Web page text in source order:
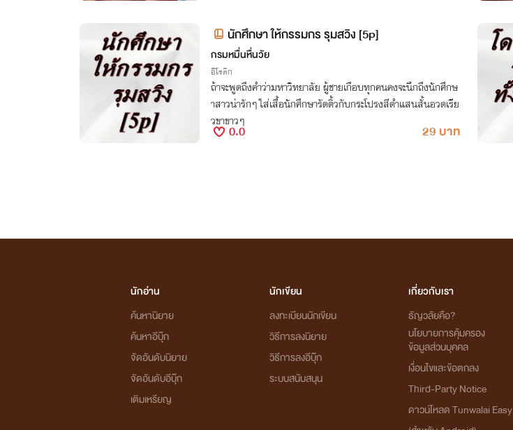
นักศึกษา ให้กรรมกร รุมสวิง [5p]
กรมหมื่นหื่นวัย
อีโรติก
ถ้าจะพูดถึงคำว่ามหาวิทยาลัย ผู้ชายเกือบทุกคนคงจะนึกถึงนักศึกษ
าสาวน่ารักๆ ใส่เสื้อนักศึกษารัดติ้วกับกระโปรงสีดำแสนสั้นอวดเรีย
วขาขาวๆ
0.0 29 บาท
นักอ่าน
ค้นหานิยาย
ค้นหาอีบุ๊ก
จัดอันดับนิยาย
จัดอันดับอีบุ๊ก
เติมเหรียญ
นักเขียน
ลงทะเบียนนักเขียน
วิธีการลงนิยาย
วิธีการลงอีบุ๊ก
ระบบสนับสนุน
เกี่ยวกับเรา
ธัญวลัยคือ?
นโยบายการคุ้มครอง
ข้อมูลส่วนบุคคล
เงื่อนไขและข้อตกลง
Third-Party Notice
ดาวน์โหลด Tunwalai Easy